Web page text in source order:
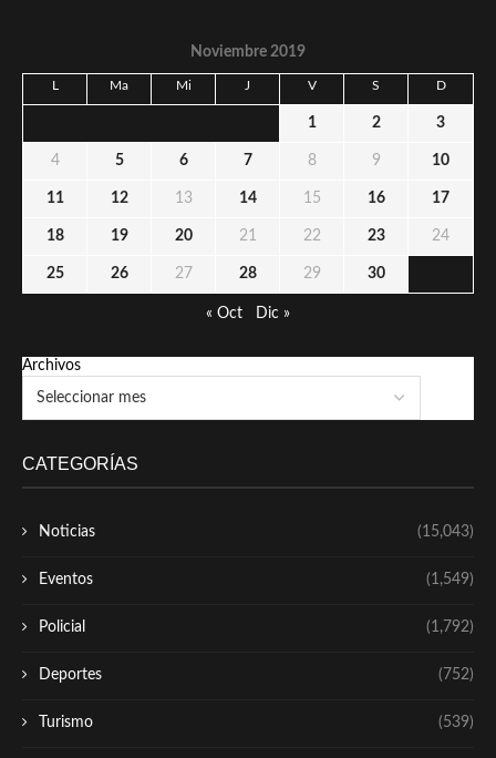
Noviembre 2019
L Ma Mi J V S D
1 2 3
4 5 6 7 8 9 10
11 12 13 14 15 16 17
18 19 20 21 22 23 24
25 26 27 28 29 30
« Oct Dic »
Archivos
CATEGORÍAS
Noticias (15,043)
Eventos (1,549)
Policial (1,792)
Deportes (752)
Turismo (539)